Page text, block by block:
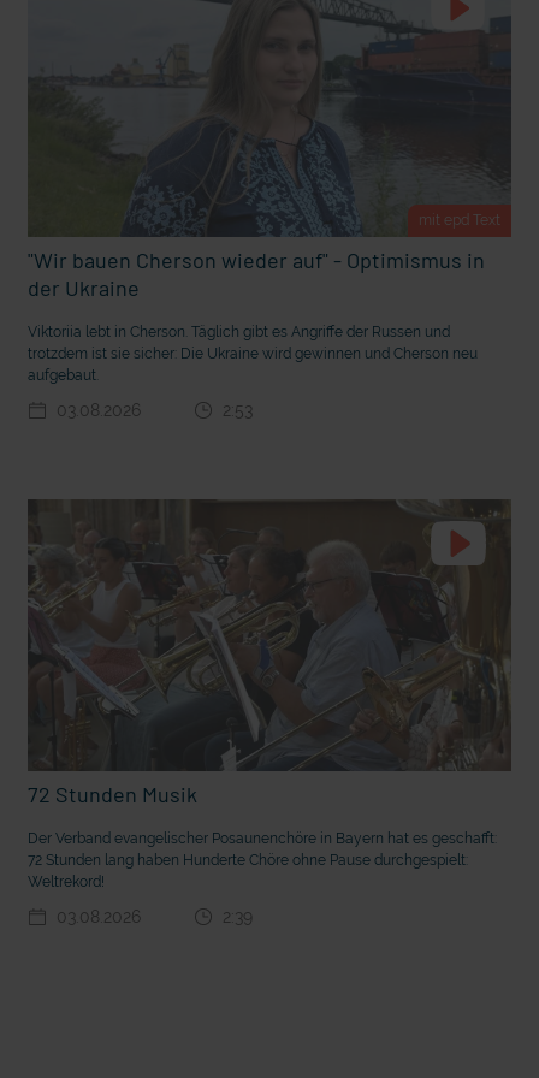
Nachhaltige Geldanlage: Rendite mit gutem Gewissen?
Ostern erleben wie vor 2000 Jahren in Jerusalem
deutsche Sprache? Vorhang auf für Kinderzirkus Giovanni
mit epd Text
"Wir bauen Cherson wieder auf" - Optimismus in
der Ukraine
Viktoriia lebt in Cherson. Täglich gibt es Angriffe der Russen und
trotzdem ist sie sicher: Die Ukraine wird gewinnen und Cherson neu
aufgebaut.
03.08.2026 2:53
72 Stunden Musik
Der Verband evangelischer Posaunenchöre in Bayern hat es geschafft:
72 Stunden lang haben Hunderte Chöre ohne Pause durchgespielt:
Weltrekord!
03.08.2026 2:39